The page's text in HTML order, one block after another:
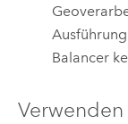
Balancer